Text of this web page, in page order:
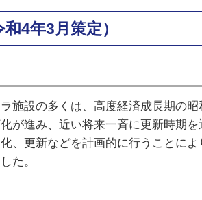
4年3月策定）
設の多くは、高度経済成長期の
が進み、近い将来一斉に更新時期
、更新などを計画的に行うことに
た。